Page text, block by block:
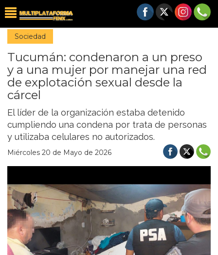
Sociedad
Tucumán: condenaron a un preso
y a una mujer por manejar una red
de explotación sexual desde la
cárcel
El líder de la organización estaba detenido
cumpliendo una condena por trata de personas
y utilizaba celulares no autorizados.
Miércoles 20 de Mayo de 2026